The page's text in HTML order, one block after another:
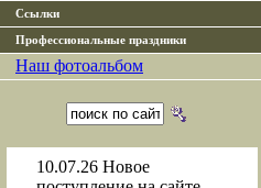
Ссылки
Профессиональные праздники
Наш фотоальбом
10.07.26 Новое